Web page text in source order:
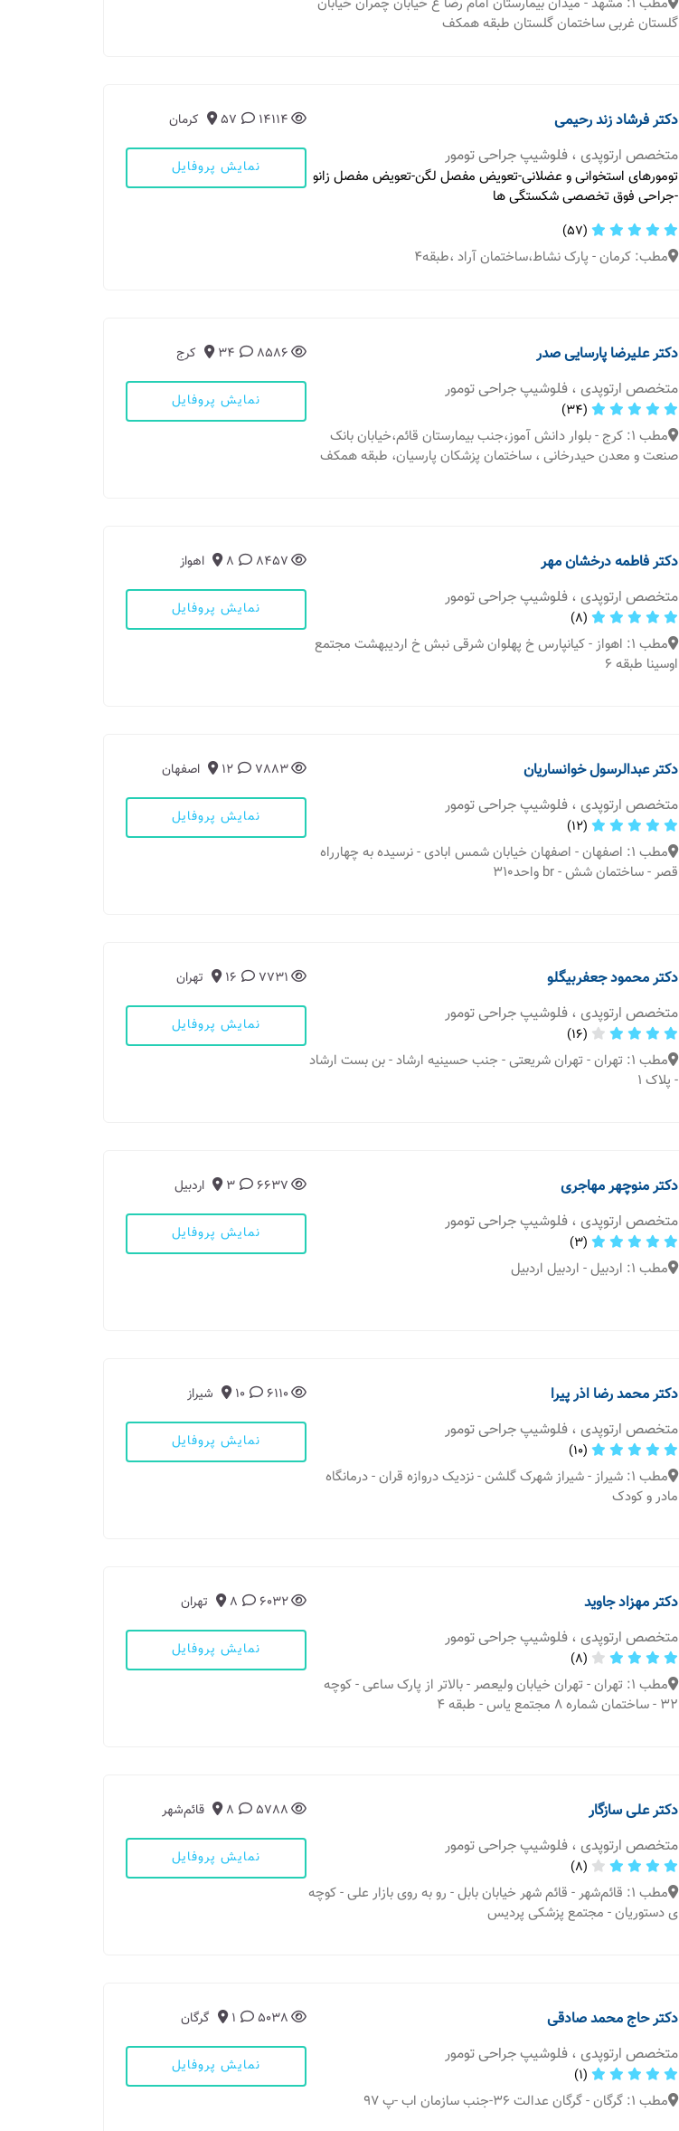
گلستان غربی ساختمان گلستان طبقه همکف
دکتر فرشاد زند رحیمی
متخصص ارتوپدی ، فلوشیپ جراحی تومور
تومورهای استخوانی و عضلانی-تعویض مفصل لگن-تعویض مفصل زانو
-جراحی فوق تخصصی شکستگی ها
(57)
مطب: کرمان - پارک نشاط،ساختمان آراد ،طبقه۴
14114
57 کرمان
نمایش پروفایل
دکتر علیرضا پارسایی صدر
متخصص ارتوپدی ، فلوشیپ جراحی تومور
(34)
مطب 1: کرج - بلوار دانش آموز،جنب بیمارستان قائم،خیابان بانک
صنعت و معدن حیدرخانی ، ساختمان پزشکان پارسیان، طبقه همکف
8586
34 کرج
نمایش پروفایل
دکتر فاطمه درخشان مهر
متخصص ارتوپدی ، فلوشیپ جراحی تومور
(8)
مطب 1: اهواز - کیانپارس خ پهلوان شرقی نبش خ اردیبهشت مجتمع
اوسینا طبقه ۶
8457
8 اهواز
نمایش پروفایل
دکتر عبدالرسول خوانساریان
متخصص ارتوپدی ، فلوشیپ جراحی تومور
(12)
مطب 1: اصفهان - اصفهان خیابان شمس ابادی - نرسیده به چهارراه
قصر - ساختمان شش - br واحد۳۱۰
7883
12 اصفهان
نمایش پروفایل
دکتر محمود جعفربیگلو
متخصص ارتوپدی ، فلوشیپ جراحی تومور
(16)
مطب 1: تهران - تهران شریعتی - جنب حسینیه ارشاد - بن بست ارشاد
- پلاک ۱
7731
16 تهران
نمایش پروفایل
دکتر منوچهر مهاجری
متخصص ارتوپدی ، فلوشیپ جراحی تومور
(3)
مطب 1: اردبیل - اردبیل اردبیل
6637
3 اردبیل
نمایش پروفایل
دکتر محمد رضا اذر پیرا
متخصص ارتوپدی ، فلوشیپ جراحی تومور
(10)
مطب 1: شیراز - شیراز شهرک گلشن - نزدیک دروازه قران - درمانگاه
مادر و کودک
6110
10 شیراز
نمایش پروفایل
دکتر مهزاد جاوید
متخصص ارتوپدی ، فلوشیپ جراحی تومور
(8)
مطب 1: تهران - تهران خیابان ولیعصر - بالاتر از پارک ساعی - کوچه
۳۲ - ساختمان شماره ۸ مجتمع یاس - طبقه ۴
6032
8 تهران
نمایش پروفایل
دکتر علی سازگار
متخصص ارتوپدی ، فلوشیپ جراحی تومور
(8)
مطب 1: قائم‌شهر - قائم شهر خیابان بابل - رو به روی بازار علی - کوچه
ی دستوریان - مجتمع پزشکی پردیس
5788
8 قائم‌شهر
نمایش پروفایل
دکتر حاج محمد صادقی
متخصص ارتوپدی ، فلوشیپ جراحی تومور
(1)
مطب 1: گرگان - گرگان عدالت ۳۶-جنب سازمان اب -پ ۹۷
5038
1 گرگان
نمایش پروفایل